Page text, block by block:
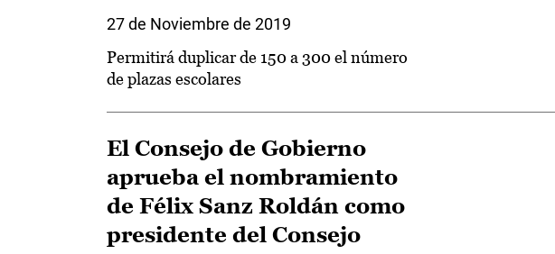
27 de Noviembre de 2019
Permitirá duplicar de 150 a 300 el número
de plazas escolares
El Consejo de Gobierno
aprueba el nombramiento
de Félix Sanz Roldán como
presidente del Consejo